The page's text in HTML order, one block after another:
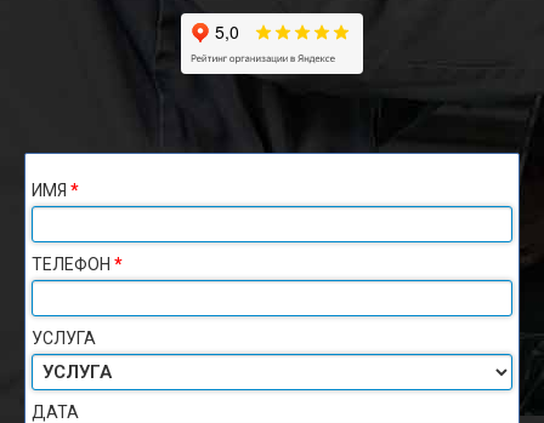
ИМЯ *
ТЕЛЕФОН *
УСЛУГА
ДАТА